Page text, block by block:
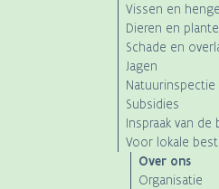
Vissen en
Dieren en
Schade en
Jagen
Natuurinspectie
Subsidies
Inspraak van de
Voor lokale
Over ons
Organisatie